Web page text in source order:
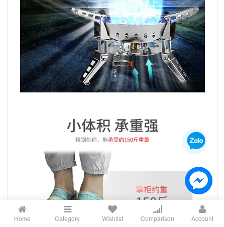
Home Category Wishlist Comparison Account